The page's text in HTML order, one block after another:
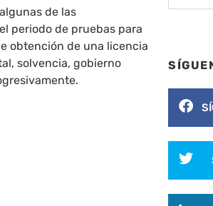
de las
periodo de pruebas para
obtención de una licencia
solvencia, gobierno